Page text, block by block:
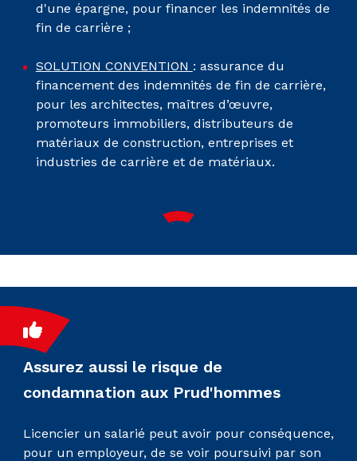
d'une épargne, pour financer les indemnités de
fin de carrière ;
SOLUTION CONVENTION : assurance du
financement des indemnités de fin de carrière,
pour les architectes, maîtres d’œuvre,
promoteurs immobiliers, distributeurs de
matériaux de construction, entreprises et
industries de carrière et de matériaux.
Assurez aussi le risque de
condamnation aux Prud'hommes
Licencier un salarié peut avoir pour conséquence,
pour un employeur, de se voir poursuivi par son